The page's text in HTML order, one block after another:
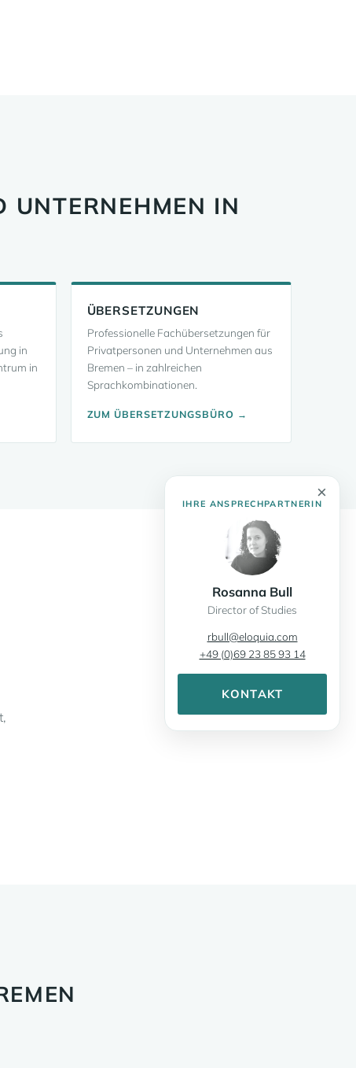
UNTERNEHMEN IN
in
in
ÜBERSETZUNGEN
Professionelle Fachübersetzungen für
Privatpersonen und Unternehmen aus
Bremen – in zahlreichen
Sprachkombinationen.
ZUM ÜBERSETZUNGSBÜRO →
×
IHRE ANSPRECHPARTNERIN
Rosanna Bull
Director of Studies
rbull@eloquia.com
+49 (0)69 23 85 93 14
KONTAKT